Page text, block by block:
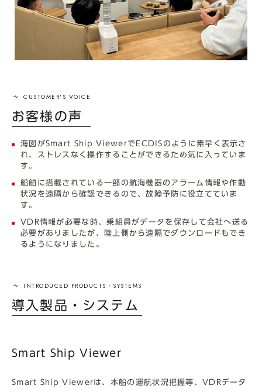
お客様の声
海図がSmart Ship ViewerでECDISのように素早く表示さ
れ、ストレスなく操作することができるため気に入っていま
す。
船舶に搭載されている一部の航海機器のアラーム情報や作動
状況を遠隔から確認できるので、故障予防に役立てていま
す。
VDR情報が必要な時、乗組員がデータを保存して会社へ送る
必要がありましたが、陸上側から遠隔でダウンロードもでき
るようになりました。
導入製品・システム
Smart Ship Viewer
Smart Ship Viewerは、本船の運航状況把握等、VDRデータ